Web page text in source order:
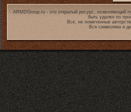
ARMDGroup.ru - это открытый ресурс, позволяющий
быть удален по
Все, не помеченные
Вся символика и